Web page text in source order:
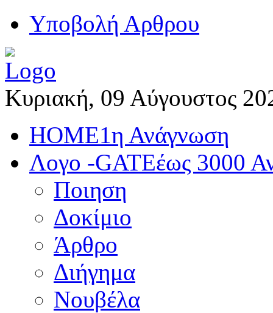
Yποβολή Αρθρου
Κυριακή, 09 Αύγουστος
HOME1η Ανάγνωση
Λογο -GATEέως 3000
Ποιηση
Δοκίμιο
Άρθρο
Διήγημα
Νουβέλα